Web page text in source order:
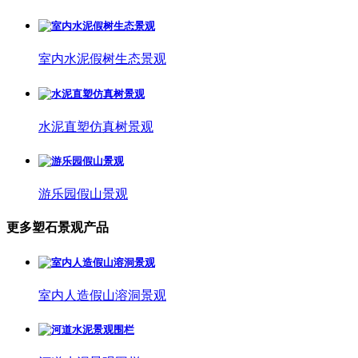
室内水泥假树生态景观
水泥直塑仿真树景观
游乐园假山景观
更多塑石景观产品
室内人造假山溶洞景观